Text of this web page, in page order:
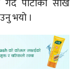
पार्टीको साख
भयो ।